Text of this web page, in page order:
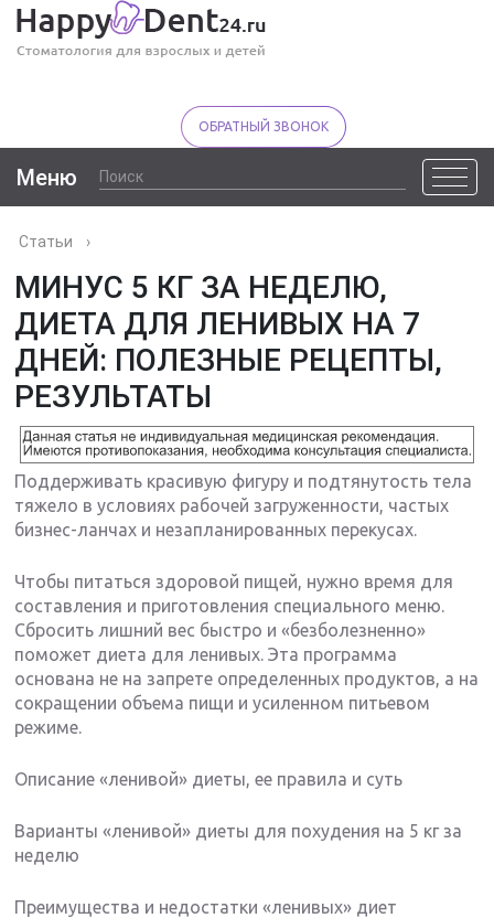
ОБРАТНЫЙ ЗВОНОК
Меню
Статьи ›
МИНУС 5 КГ ЗА НЕДЕЛЮ,
ДИЕТА ДЛЯ ЛЕНИВЫХ НА 7
ДНЕЙ: ПОЛЕЗНЫЕ РЕЦЕПТЫ,
РЕЗУЛЬТАТЫ
Поддерживать красивую фигуру и подтянутость тела
тяжело в условиях рабочей загруженности, частых
бизнес-ланчах и незапланированных перекусах.
Чтобы питаться здоровой пищей, нужно время для
составления и приготовления специального меню.
Сбросить лишний вес быстро и «безболезненно»
поможет диета для ленивых. Эта программа
основана не на запрете определенных продуктов, а на
сокращении объема пищи и усиленном питьевом
режиме.
Описание «ленивой» диеты, ее правила и суть
Варианты «ленивой» диеты для похудения на 5 кг за
неделю
Преимущества и недостатки «ленивых» диет